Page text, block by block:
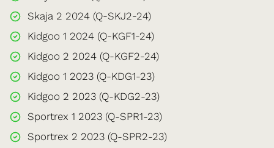
Skaja 2 2024 (Q-SKJ2-24)
Kidgoo 1 2024 (Q-KGF1-24)
Kidgoo 2 2024 (Q-KGF2-24)
Kidgoo 1 2023 (Q-KDG1-23)
Kidgoo 2 2023 (Q-KDG2-23)
Sportrex 1 2023 (Q-SPR1-23)
Sportrex 2 2023 (Q-SPR2-23)